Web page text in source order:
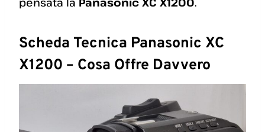
Scheda Tecnica Panasonic XC
X1200 – Cosa Offre Davvero